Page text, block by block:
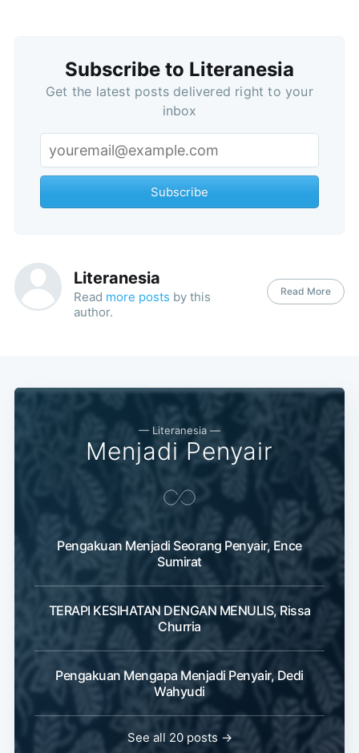
Subscribe to Literanesia
Get the latest posts delivered right to your
inbox
Subscribe
Literanesia
Read more posts by this
author.
Read More
— Literanesia —
Menjadi Penyair
Pengakuan Menjadi Seorang Penyair, Ence
Sumirat
TERAPI KESIHATAN DENGAN MENULIS, Rissa
Churria
Pengakuan Mengapa Menjadi Penyair, Dedi
Wahyudi
See all 20 posts →